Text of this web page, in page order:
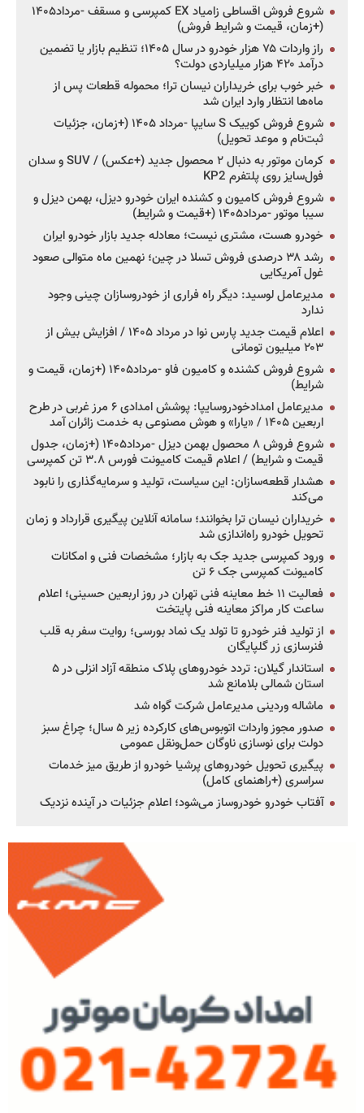
شروع فروش اقساطی زامیاد EX کمپرسی و مسقف -مرداد۱۴۰۵
(+زمان، قیمت و شرایط فروش)
راز واردات ۷۵ هزار خودرو در سال ۱۴۰۵؛ تنظیم بازار یا تضمین
درآمد ۴۲۰ هزار میلیاردی دولت؟
خبر خوب برای خریداران نیسان ترا؛ محموله قطعات پس از
ماه‌ها انتظار وارد ایران شد
شروع فروش کوییک S سایپا -مرداد ۱۴۰۵ (+زمان، جزئیات
ثبت‌نام و موعد تحویل)
کرمان موتور به دنبال ۲ محصول جدید (+عکس) / SUV و سدان
فول‌سایز روی پلتفرم KP2
شروع فروش کامیون و کشنده ایران خودرو دیزل، بهمن دیزل و
سیبا موتور -مرداد۱۴۰۵ (+قیمت و شرایط)
خودرو هست، مشتری نیست؛ معادله جدید بازار خودرو ایران
رشد ۳۸ درصدی فروش تسلا در چین؛ نهمین ماه متوالی صعود
غول آمریکایی
مدیرعامل لوسید: دیگر راه فراری از خودروسازان چینی وجود
ندارد
اعلام قیمت جدید پارس نوا در مرداد ۱۴۰۵ / افزایش بیش از
۲۰۳ میلیون تومانی
شروع فروش کشنده و کامیون فاو -مرداد۱۴۰۵ (+زمان، قیمت و
شرایط)
مدیرعامل امدادخودروسایپا: پوشش امدادی ۶ مرز غربی در طرح
اربعین ۱۴۰۵ / «یارا» و هوش مصنوعی به خدمت زائران آمد
شروع فروش ۸ محصول بهمن دیزل -مرداد۱۴۰۵ (+زمان، جدول
قیمت و شرایط) / اعلام قیمت کامیونت فورس ۳.۸ تن کمپرسی
هشدار قطعه‌سازان: این سیاست، تولید و سرمایه‌گذاری را نابود
می‌کند
خریداران نیسان ترا بخوانند؛ سامانه آنلاین پیگیری قرارداد و زمان
تحویل خودرو راه‌اندازی شد
ورود کمپرسی جدید جک به بازار؛ مشخصات فنی و امکانات
کامیونت کمپرسی جک ۶ تن
فعالیت ۱۱ خط معاینه فنی تهران در روز اربعین حسینی؛ اعلام
ساعت کار مراکز معاینه فنی پایتخت
از تولید فنر خودرو تا تولد یک نماد بورسی؛ روایت سفر به قلب
فنرسازی زر گلپایگان
استاندار گیلان: تردد خودروهای پلاک منطقه آزاد انزلی در ۵
استان شمالی بلامانع شد
ماشاله وردینی مدیرعامل شرکت گواه شد
صدور مجوز واردات اتوبوس‌های کارکرده زیر ۵ سال؛ چراغ سبز
دولت برای نوسازی ناوگان حمل‌ونقل عمومی
پیگیری تحویل خودروهای پرشیا خودرو از طریق میز خدمات
سراسری (+راهنمای کامل)
آفتاب خودرو خودروساز می‌شود؛ اعلام جزئیات در آینده نزدیک